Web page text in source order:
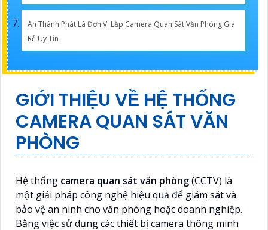
An Thành Phát Là Đơn Vị Lắp Camera Quan Sát Văn Phòng Giá
Rẻ Uy Tín
GIỚI THIỆU VỀ HỆ THỐNG
CAMERA QUAN SÁT VĂN
PHÒNG
Hệ thống camera quan sát văn phòng(CCTV) là
một giải pháp công nghệ hiệu quả để giám sát và
bảo vệ an ninh cho văn phòng hoặc doanh nghiệp.
Bằng việc sử dụng các thiết bị camera thông minh